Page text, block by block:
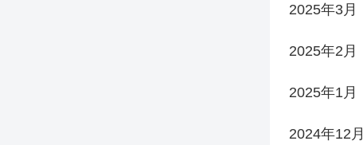
2025年3月
2025年2月
2025年1月
2024年12月